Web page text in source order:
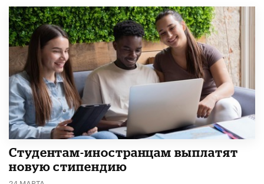
Студентам-иностранцам выплатят
новую стипендию